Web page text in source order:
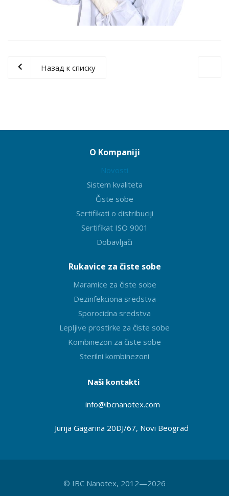
Назад к списку
O Kompaniji
Novosti
Sistem kvaliteta
Čiste sobe
Sertifikati o distribuciji
Sertifikat ISO 9001
Dobavljači
Rukavice za čiste sobe
Maramice za čiste sobe
Dezinfekciona sredstva
Sporocidna sredstva
Lepljive prostirke za čiste sobe
Kombinezon za čiste sobe
Sterilni kombinezoni
Naši kontakti
info@ibcnanotex.com
Jurija Gagarina 20DJ/67, Novi Beograd
© IBC Nanotex, 2012—2026